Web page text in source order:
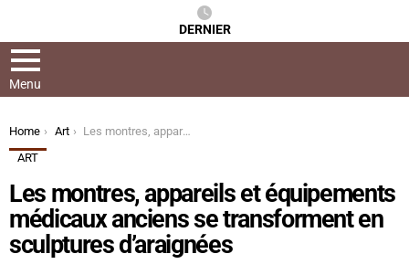
DERNIER
Menu
You are here:
Home Art
Les montres, appareils et équipements médicaux anciens se transforment en sculptures d’araignées
ART
Les montres, appareils et équipements
médicaux anciens se transforment en
sculptures d’araignées